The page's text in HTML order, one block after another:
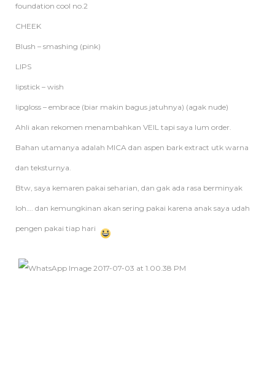
foundation cool no.2
CHEEK
Blush – smashing (pink)
LIPS
lipstick – wish
lipgloss – embrace (biar makin bagus jatuhnya) (agak nude)
Ahli akan rekomen menambahkan VEIL tapi saya lum order.
Bahan utamanya adalah MICA dan aspen bark extract utk warna
dan teksturnya.
Btw, saya kemaren pakai seharian, dan gak ada rasa berminyak
loh…. dan kemungkinan akan sering pakai karena anak saya udah
pengen pakai tiap hari